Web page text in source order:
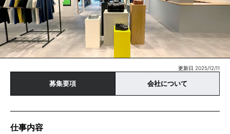
更新日 2025/12/11
募集要項 会社について
仕事内容